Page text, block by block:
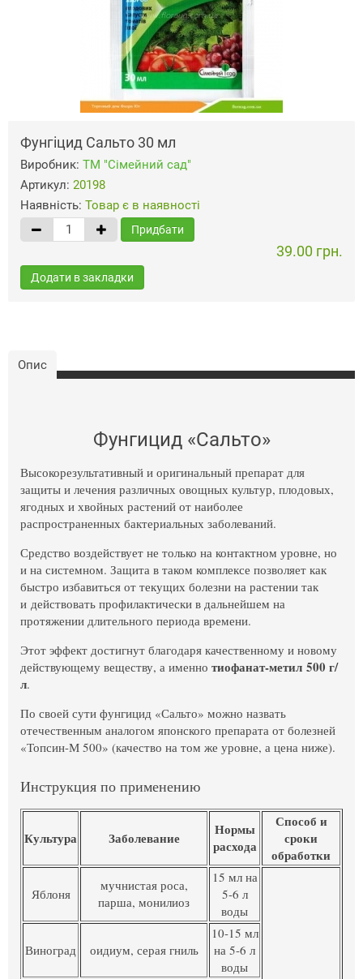
Фунгіцид Сальто 30 мл
Виробник: ТМ "Сімейний сад"
Артикул: 20198
Наявність: Товар є в наявності
Придбати
39.00 грн.
Додати в закладки
Опис
Фунгицид «Сальто»
Высокорезультативный и оригинальный препарат для
защиты и лечения различных овощных культур, плодовых,
ягодных и хвойных растений от наиболее
распространенных бактериальных заболеваний.
Средство воздействует не только на контактном уровне, но
и на системном. Защита в таком комплексе позволяет как
быстро избавиться от текущих болезни на растении так
и действовать профилактически в дальнейшем на
протяжении длительного периода времени.
Этот эффект достигнут благодаря качественному и новому
действующему веществу, а именно тиофанат-метил 500 г/
л.
По своей сути фунгицид «Сальто» можно назвать
отечественным аналогом японского препарата от болезней
«Топсин-М 500» (качество на том же уровне, а цена ниже).
Инструкция по применению
Культура Заболевание
Нормы
расхода
Способ и
сроки
обработки
Яблоня
мучнистая роса,
парша, монилиоз
15 мл на
5-6 л
воды
Виноград оидиум, серая гниль
10-15 мл
на 5-6 л
воды